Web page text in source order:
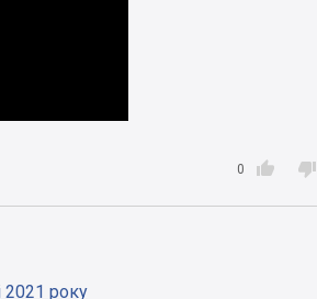

0 
року